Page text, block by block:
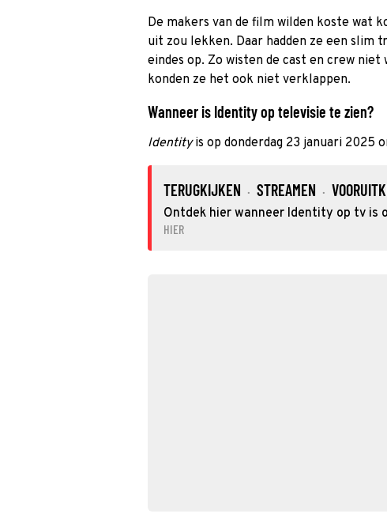
De makers van de film wilden koste wat
uit zou lekken. Daar hadden ze een slim
eindes op. Zo wisten de cast en crew niet
konden ze het ook niet verklappen.
Wanneer is Identity op televisie te zien?
Identityis op donderdag 23 januari 2025
TERUGKIJKEN · STREAMEN ·
Ontdek hier wanneer Identity op tv is
HIER